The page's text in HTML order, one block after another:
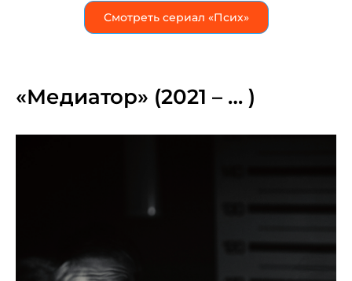
Смотреть сериал «Псих»
«Медиатор» (2021 – … )